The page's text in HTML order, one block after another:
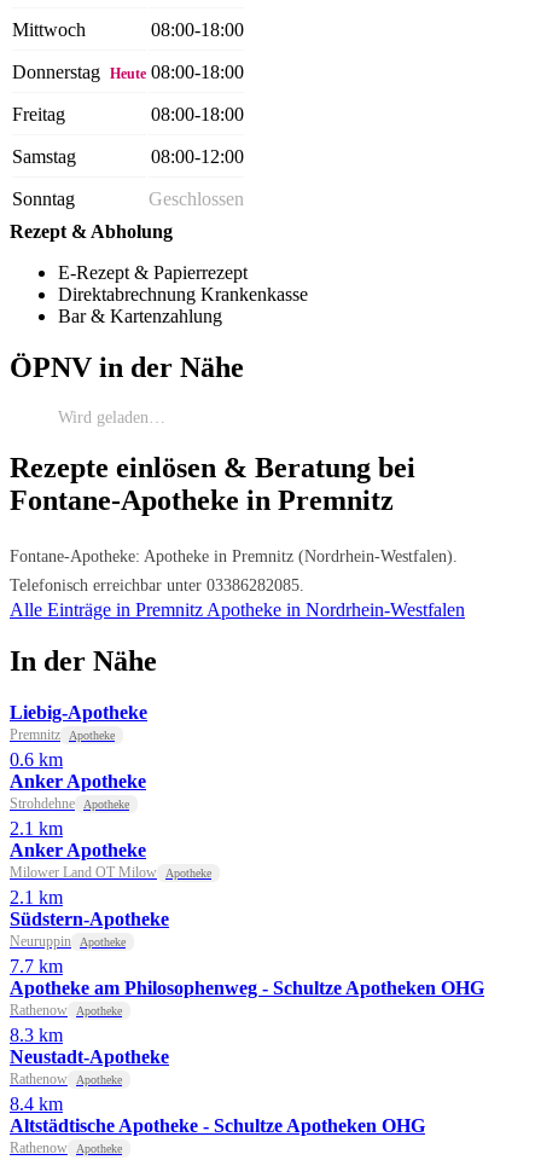
Mittwoch 08:00-18:00
Donnerstag Heute 08:00-18:00
Freitag 08:00-18:00
Samstag 08:00-12:00
Sonntag
Geschlossen
Rezept & Abholung
E-Rezept & Papierrezept
Direktabrechnung Krankenkasse
Bar & Kartenzahlung
ÖPNV in der Nähe
Wird geladen…
Rezepte einlösen & Beratung bei
Fontane-Apotheke in Premnitz
Fontane-Apotheke: Apotheke in Premnitz (Nordrhein-Westfalen).
Telefonisch erreichbar unter 03386282085.
Alle Einträge in Premnitz Apotheke in Nordrhein-Westfalen
In der Nähe
Liebig-Apotheke
Premnitz Apotheke
0.6 km
Anker Apotheke
Strohdehne Apotheke
2.1 km
Anker Apotheke
Milower Land OT Milow Apotheke
2.1 km
Südstern-Apotheke
Neuruppin Apotheke
7.7 km
Apotheke am Philosophenweg - Schultze Apotheken OHG
Rathenow Apotheke
8.3 km
Neustadt-Apotheke
Rathenow Apotheke
8.4 km
Altstädtische Apotheke - Schultze Apotheken OHG
Rathenow Apotheke